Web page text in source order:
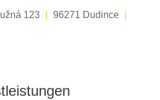
123 96271 Dudince